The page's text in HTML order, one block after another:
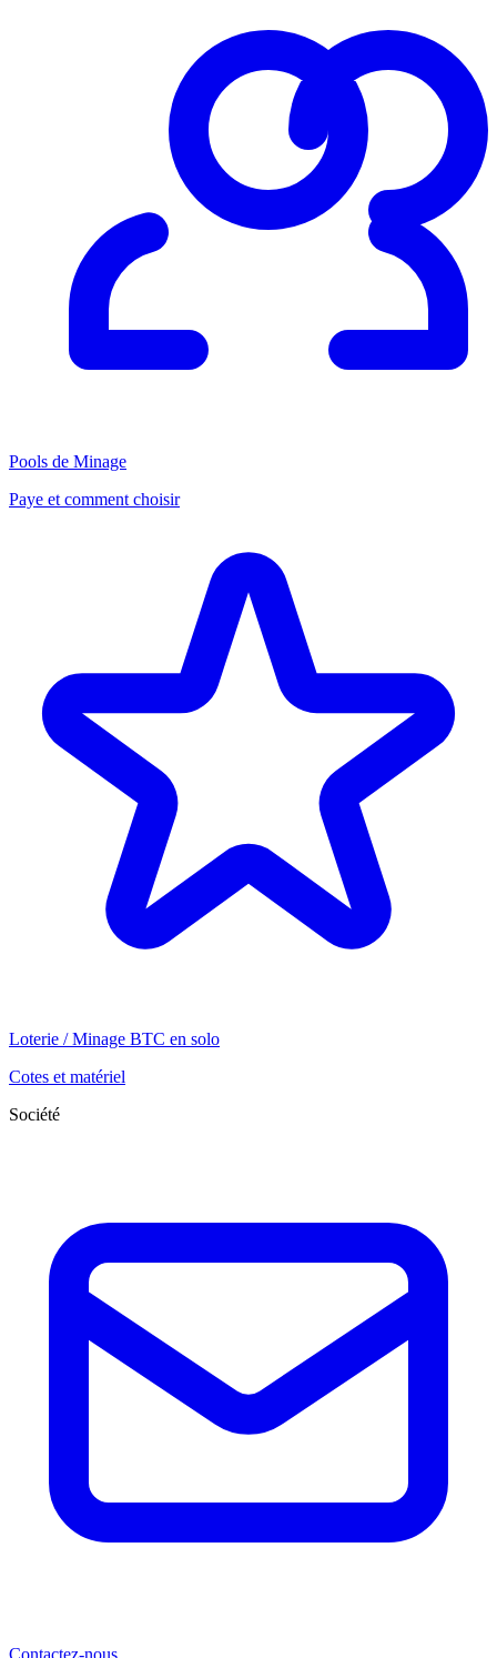
Pools de Minage
Paye et comment choisir
Loterie / Minage BTC en solo
Cotes et matériel
Société
Contactez-nous